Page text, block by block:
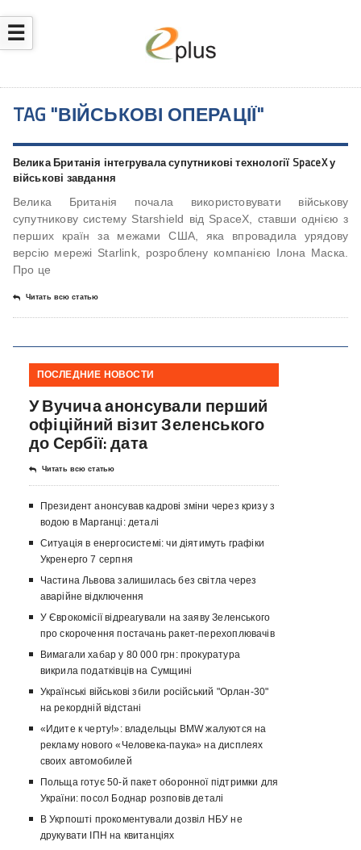
☰
TAG "ВІЙСЬКОВІ ОПЕРАЦІЇ"
Велика Британія інтегрувала супутникові технології SpaceX у
військові завдання
Велика Британія почала використовувати військову
супутникову систему Starshield від SpaceX, ставши однією з
перших країн за межами США, яка впровадила урядову
версію мережі Starlink, розроблену компанією Ілона Маска.
Про це
Читать всю статью
ПОСЛЕДНИЕ НОВОСТИ
У Вучича анонсували перший
офіційний візит Зеленського
до Сербії: дата
Читать всю статью
Президент анонсував кадрові зміни через кризу з
водою в Марганці: деталі
Ситуація в енергосистемі: чи діятимуть графіки
Укренерго 7 серпня
Частина Львова залишилась без світла через
аварійне відключення
У Єврокомісії відреагували на заяву Зеленського
про скорочення постачань ракет-перехоплювачів
Вимагали хабар у 80 000 грн: прокуратура
викрила податківців на Сумщині
Українські військові збили російський "Орлан-30"
на рекордній відстані
«Идите к черту!»: владельцы BMW жалуются на
рекламу нового «Человека-паука» на дисплеях
своих автомобилей
Польща готує 50-й пакет оборонної підтримки для
України: посол Боднар розповів деталі
В Укрпошті прокоментували дозвіл НБУ не
друкувати ІПН на квитанціях